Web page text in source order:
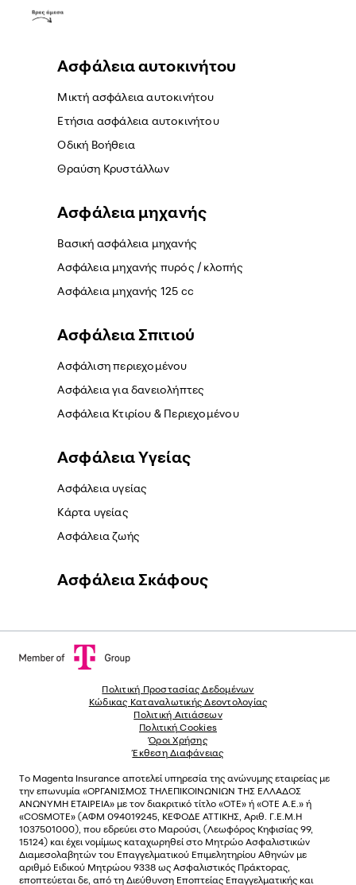
Ασφάλεια αυτοκινήτου
Μικτή ασφάλεια αυτοκινήτου
Ετήσια ασφάλεια αυτοκινήτου
Οδική Βοήθεια
Θραύση Κρυστάλλων
Ασφάλεια μηχανής
Βασική ασφάλεια μηχανής
Ασφάλεια μηχανής πυρός / κλοπής
Ασφάλεια μηχανής 125 cc
Ασφάλεια Σπιτιού
Ασφάλιση περιεχομένου
Ασφάλεια για δανειολήπτες
Ασφάλεια Κτιρίου & Περιεχομένου
Ασφάλεια Yγείας
Ασφάλεια υγείας
Κάρτα υγείας
Ασφάλεια ζωής
Ασφάλεια Σκάφους
Πολιτική Προστασίας Δεδομένων
Κώδικας Καταναλωτικής Δεοντολογίας
Πολιτική Αιτιάσεων
Πολιτική Cookies
Όροι Χρήσης
Έκθεση Διαφάνειας
Το Magenta Insurance αποτελεί υπηρεσία της ανώνυµης εταιρείας µε
την επωνυµία «ΟΡΓΑΝΙΣΜΟΣ ΤΗΛΕΠΙΚΟΙΝΩΝΙΩΝ ΤΗΣ ΕΛΛΑΔΟΣ
ΑΝΩΝΥΜΗ ΕΤΑΙΡΕΙΑ» µε τον διακριτικό τίτλο «OTE» ή «ΟΤΕ Α.Ε.» ή
«COSMOTE» (ΑΦΜ 094019245, ΚΕΦΟΔΕ ΑΤΤΙΚΗΣ, Αριθ. Γ.Ε.Μ.Η
1037501000), που εδρεύει στο Μαρούσι, (Λεωφόρος Κηφισίας 99,
15124) και έχει νοµίµως καταχωρηθεί στο Μητρώο Ασφαλιστικών
Διαµεσολαβητών του Επαγγελµατικού Επιµελητηρίου Αθηνών µε
αριθµό Ειδικού Μητρώου 9338 ως Ασφαλιστικός Πράκτορας,
εποπτεύεται δε, από τη Διεύθυνση Εποπτείας Επαγγελματικής και